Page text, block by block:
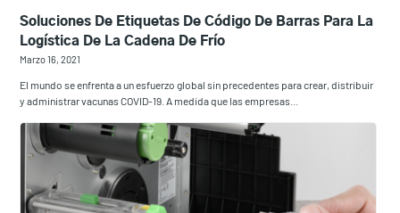
Soluciones De Etiquetas De Código De Barras Para La
Logística De La Cadena De Frío
Marzo 16, 2021
El mundo se enfrenta a un esfuerzo global sin precedentes para crear, distribuir
y administrar vacunas COVID-19. A medida que las empresas...